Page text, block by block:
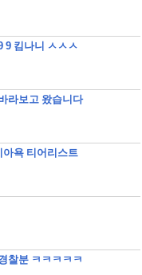
9 킴나니 ㅅㅅㅅ
라보고 왔습니다
아욕 티어리스트
찰분 ㅋㅋㅋㅋㅋ